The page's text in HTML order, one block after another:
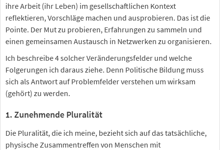
ihre Arbeit (ihr Leben) im gesellschaftlichen Kontext
reflektieren, Vorschläge machen und ausprobieren. Das ist die
Pointe. Der Mut zu probieren, Erfahrungen zu sammeln und
einen gemeinsamen Austausch in Netzwerken zu organisieren.
Ich beschreibe 4 solcher Veränderungsfelder und welche
Folgerungen ich daraus ziehe. Denn Politische Bildung muss
sich als Antwort auf Problemfelder verstehen um wirksam
(gehört) zu werden.
1. Zunehmende Pluralität
Die Pluralität, die ich meine, bezieht sich auf das tatsächliche,
physische Zusammentreffen von Menschen mit